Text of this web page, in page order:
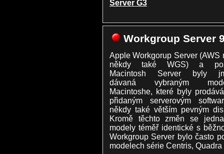
Server G3
Workgroup Server
Apple Workgorup Server (AWS
někdy také WGS) a
Macintosh Server byly
dávaná vybraným
Macintoshe, které byly
přidaným serverovým
někdy také větším pevným
Kromě těchto změn se
modely téměř identické s
Workgroup Server bylo často
modelech série Centris,